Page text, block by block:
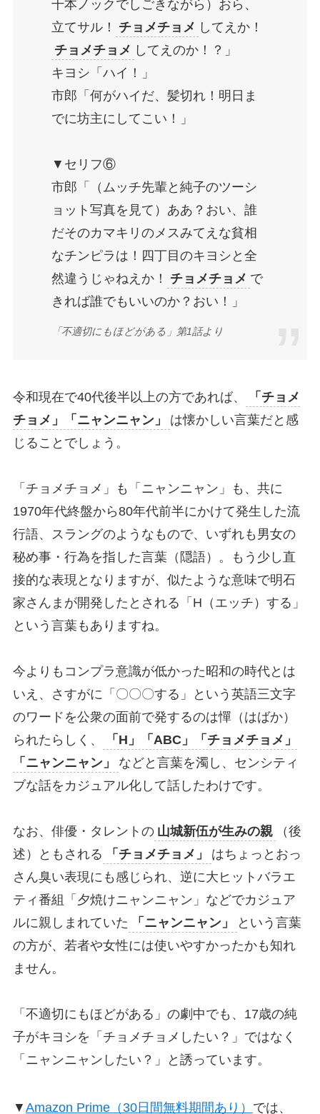
千本ノックでしごきながら）おら、
立てサル！
チョメチョメ してえか！
チョメチョメ してえのか！？」
キヨシ「ハイ！」
市郎「何がハイだ、髪切れ！明日ま
でに坊主にしてこい！」
▼セリフ⑥
市郎「（ムッチ先輩と純子のツーシ
ョット写真を見て）ああ？おい、誰
だそのカマキリのメスみてえな貧相
なチンピラは！四丁目のキヨシと全
然違うじゃねえか！
チョメチョメ で
きれば誰でもいいのか？おい！」
「不適切にもほどがある」第1話より
令和現在で40代後半以上の方であれば、
「チョメ
チョメ」「ニャンニャン」
は懐かしい言葉だと感
じることでしょう。
「チョメチョメ」も「ニャンニャン」も、共に
1970年代終盤から80年代前半にかけて発生した流
行語、スラングのようなもので、いずれも男女の
秘め事・行為を指した言葉（隠語）。もう少し直
接的な表現となりますが、似たような意味で明石
家さんまが開発したとされる「H（エッチ）する」
という言葉もありますね。
今よりもコンプラ意識が低かった昭和の時代とは
いえ、さすがに「〇〇〇する」という英語三文字
のワードを公衆の面前で発するのは憚（はばか）
られたらしく、
「H」「ABC」「チョメチョメ」
「ニャンニャン」
などと言葉を濁し、センシティ
ブな話をカジュアル化して話したわけです。
なお、俳優・タレントの 山城新伍が生みの親
（後
述）ともされる
「チョメチョメ」
はちょっとおっ
さん臭い表現にも感じられ、逆に大ヒットバラエ
ティ番組「夕焼けニャンニャン」などでカジュア
ルに親しまれていた
「ニャンニャン」
という言葉
の方が、若者や女性には使いやすかったかも知れ
ません。
「不適切にもほどがある」の劇中でも、17歳の純
子がキヨシを「チョメチョメしたい？」ではなく
「ニャンニャンしたい？」と誘っています。
▼ Amazon Prime（30日間無料期間あり） では、